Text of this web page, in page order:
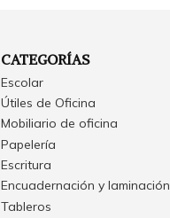
CATEGORÍAS
Escolar
Útiles de Oficina
Mobiliario de oficina
Papelería
Escritura
Encuadernación y laminación
Tableros